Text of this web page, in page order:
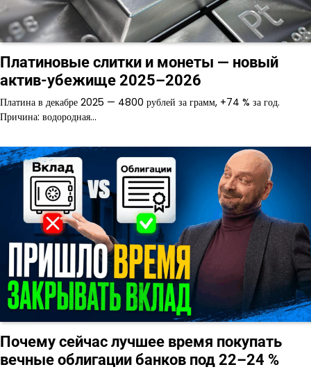
Платиновые слитки и монеты — новый
актив-убежище 2025–2026
Платина в декабре 2025 — 4800 рублей за грамм, +74 % за год.
Причина: водородная…
Почему сейчас лучшее время покупать
вечные облигации банков под 22–24 %